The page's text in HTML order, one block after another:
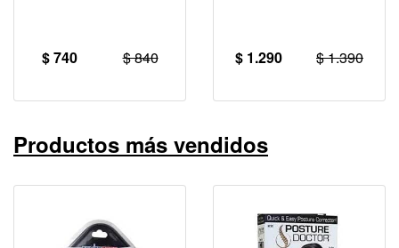
$ 740 $ 840 $ 1.290 $ 1.390
Productos más vendidos